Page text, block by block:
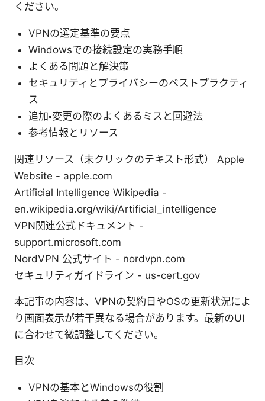
ください。
VPNの選定基準の要点
Windowsでの接続設定の実務手順
よくある問題と解決策
セキュリティとプライバシーのベストプラクティ
ス
追加・変更の際のよくあるミスと回避法
参考情報とリソース
関連リソース（未クリックのテキスト形式） Apple
Website - apple.com
Artificial Intelligence Wikipedia -
en.wikipedia.org/wiki/Artificial_intelligence
VPN関連公式ドキュメント -
support.microsoft.com
NordVPN 公式サイト - nordvpn.com
セキュリティガイドライン - us-cert.gov
本記事の内容は、VPNの契約日やOSの更新状況によ
り画面表示が若干異なる場合があります。最新のUI
に合わせて微調整してください。
目次
VPNの基本とWindowsの役割